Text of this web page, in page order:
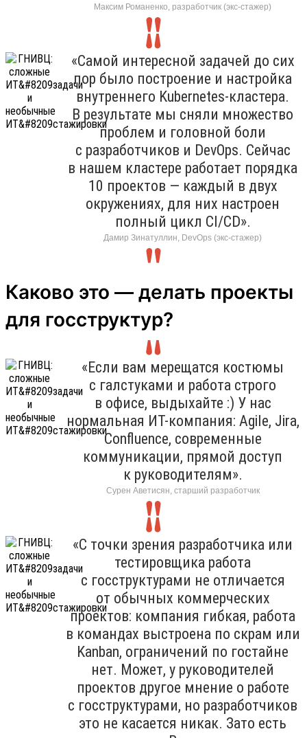
Максим Романенко, разработчик (экс-стажер)
«Самой интересной задачей до сих
пор было построение и настройка
внутреннего Kubernetes-кластера.
В результате мы сняли множество
проблем и головной боли
с разработчиков и DevOps. Сейчас
в нашем кластере работает порядка
10 проектов — каждый в двух
окружениях, для них настроен
полный цикл CI/CD».
Дамир Зинатуллин, DevOps (экс-стажер)
Каково это — делать проекты
для госструктур?
«Если вам мерещатся костюмы
с галстуками и работа строго
в офисе, выдыхайте :) У нас
нормальная ИТ-компания: Agile, Jira,
Confluence, современные
коммуникации, прямой доступ
к руководителям».
Сурен Аветисян, старший разработчик
«С точки зрения разработчика или
тестировщика работа
с госструктурами не отличается
от обычных коммерческих
проектов: компания гибкая, работа
в командах выстроена по скрам или
Kanban, ограничений по гостайне
нет. Может, у руководителей
проектов другое мнение о работе
с госструктурами, но разработчиков
это не касается никак. Зато есть